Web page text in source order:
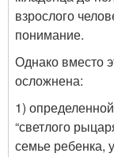
взрослого
понимание.
Однако вместо
осложнена:
1)
“светлого
семье ребенка,